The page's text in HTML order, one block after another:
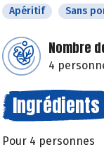
Apéritif Sans
Nombre
4
Ingrédients
Pour 4 personnes